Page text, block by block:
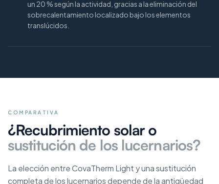
un 20 % según la actividad, gracias a la eliminación del
sobrecalentamiento localizado bajo los elementos
translúcidos.
COMPARATIVA
¿Recubrimiento solar o
sustitución de los lucernarios?
La elección entre CovaTherm Light y una sustitución
completa de los lucernarios depende de la antigüedad